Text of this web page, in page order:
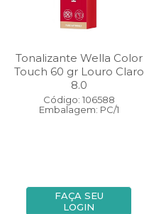
Tonalizante Wella Color
Touch 60 gr Louro Claro
8.0
Código: 106588
Embalagem: PC/1
FAÇA SEU
LOGIN